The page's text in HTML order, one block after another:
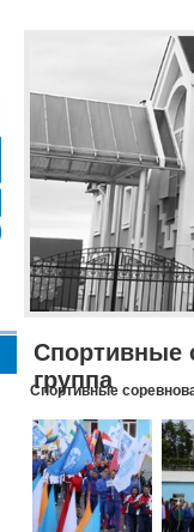
Спортивные
группа
Спортивные